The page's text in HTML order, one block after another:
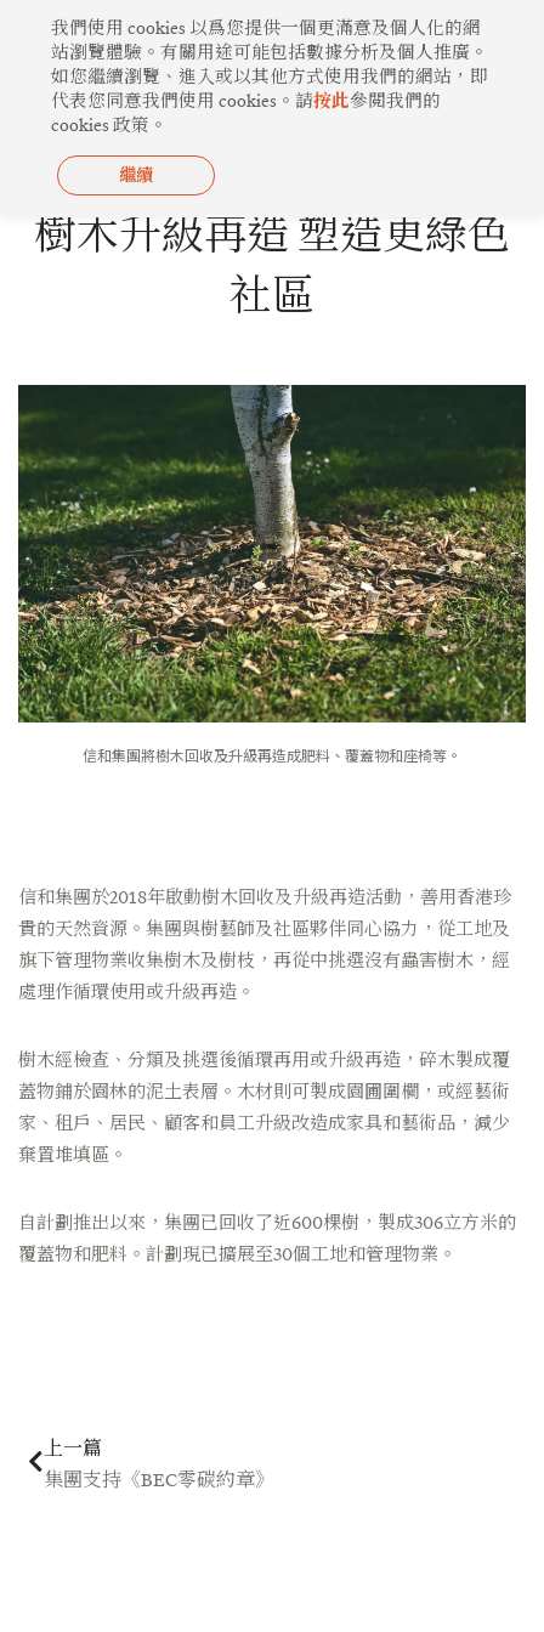
樹木升級再造 塑造更綠色
社區
信和集團將樹木回收及升級再造成肥料、覆蓋物和座椅等。
信和集團於2018年啟動樹木回收及升級再造活動，善用香港珍
貴的天然資源。集團與樹藝師及社區夥伴同心協力，從工地及
旗下管理物業收集樹木及樹枝，再從中挑選沒有蟲害樹木，經
處理作循環使用或升級再造。
樹木經檢查、分類及挑選後循環再用或升級再造，碎木製成覆
蓋物鋪於園林的泥土表層。木材則可製成園圃圍欄，或經藝術
家、租戶、居民、顧客和員工升級改造成家具和藝術品，減少
棄置堆填區。
自計劃推出以來，集團已回收了近600棵樹，製成306立方米的
覆蓋物和肥料。計劃現已擴展至30個工地和管理物業。
上一頁
上一篇
集團支持《BEC零碳約章》
我們使用 cookies 以爲您提供一個更滿意及個人化的網
站瀏覽體驗。有關用途可能包括數據分析及個人推廣。
如您繼續瀏覽、進入或以其他方式使用我們的網站，即
代表您同意我們使用 cookies。請按此參閲我們的
cookies 政策。
繼續